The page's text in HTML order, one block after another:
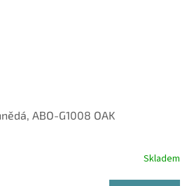
ABO-G1008 OAK
Skladem